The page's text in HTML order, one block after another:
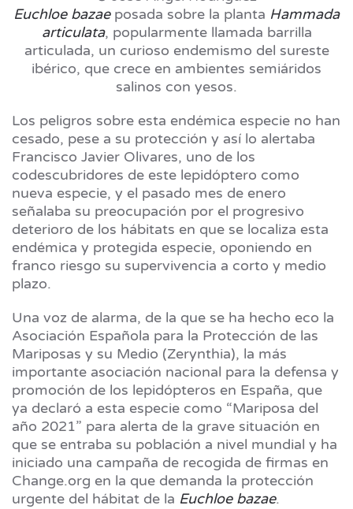
Euchloe bazae posada sobre la planta Hammada
articulata, popularmente llamada barrilla
articulada, un curioso endemismo del sureste
ibérico, que crece en ambientes semiáridos
salinos con yesos.
Los peligros sobre esta endémica especie no han
cesado, pese a su protección y así lo alertaba
Francisco Javier Olivares, uno de los
codescubridores de este lepidóptero como
nueva especie, y el pasado mes de enero
señalaba su preocupación por el progresivo
deterioro de los hábitats en que se localiza esta
endémica y protegida especie, oponiendo en
franco riesgo su supervivencia a corto y medio
plazo.
Una voz de alarma, de la que se ha hecho eco la
Asociación Española para la Protección de las
Mariposas y su Medio (Zerynthia), la más
importante asociación nacional para la defensa y
promoción de los lepidópteros en España, que
ya declaró a esta especie como “Mariposa del
año 2021” para alerta de la grave situación en
que se entraba su población a nivel mundial y ha
iniciado una campaña de recogida de firmas en
Change.org en la que demanda la protección
urgente del hábitat de la Euchloe bazae.